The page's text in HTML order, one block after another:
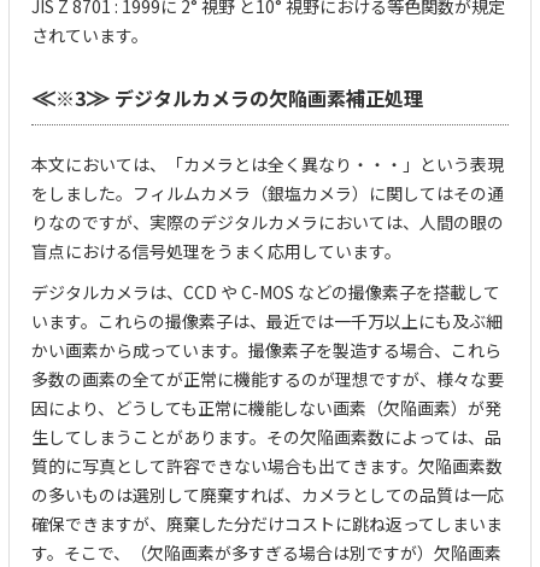
JIS Z 8701 : 1999に 2° 視野 と10° 視野における等色関数が規定
されています。
≪※3≫ デジタルカメラの欠陥画素補正処理
本文においては、「カメラとは全く異なり・・・」という表現
をしました。フィルムカメラ（銀塩カメラ）に関してはその通
りなのですが、実際のデジタルカメラにおいては、人間の眼の
盲点における信号処理をうまく応用しています。
デジタルカメラは、CCD や C-MOS などの撮像素子を搭載して
います。これらの撮像素子は、最近では一千万以上にも及ぶ細
かい画素から成っています。撮像素子を製造する場合、これら
多数の画素の全てが正常に機能するのが理想ですが、様々な要
因により、どうしても正常に機能しない画素（欠陥画素）が発
生してしまうことがあります。その欠陥画素数によっては、品
質的に写真として許容できない場合も出てきます。欠陥画素数
の多いものは選別して廃棄すれば、カメラとしての品質は一応
確保できますが、廃棄した分だけコストに跳ね返ってしまいま
す。そこで、（欠陥画素が多すぎる場合は別ですが）欠陥画素